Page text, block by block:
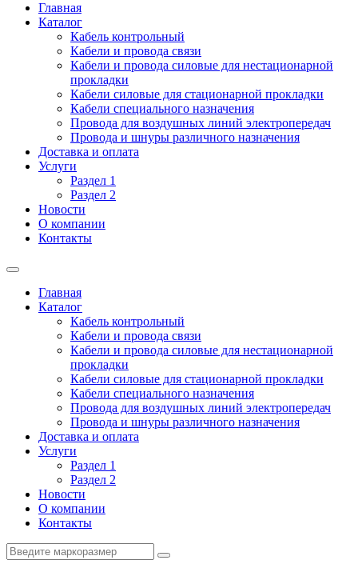
Главная
Каталог
Кабель контрольный
Кабели и провода связи
Кабели и провода силовые для нестационарной
прокладки
Кабели силовые для стационарной прокладки
Кабели специального назначения
Провода для воздушных линий электропередач
Провода и шнуры различного назначения
Доставка и оплата
Услуги
Раздел 1
Раздел 2
Новости
О компании
Контакты
Главная
Каталог
Кабель контрольный
Кабели и провода связи
Кабели и провода силовые для нестационарной
прокладки
Кабели силовые для стационарной прокладки
Кабели специального назначения
Провода для воздушных линий электропередач
Провода и шнуры различного назначения
Доставка и оплата
Услуги
Раздел 1
Раздел 2
Новости
О компании
Контакты